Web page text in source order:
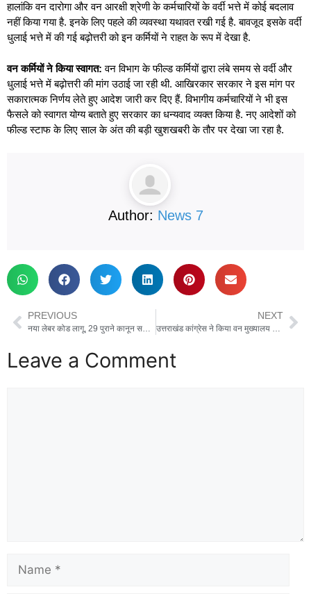
हालांकि वन दारोगा और वन आरक्षी श्रेणी के कर्मचारियों के वर्दी भत्ते में कोई बदलाव
नहीं किया गया है. इनके लिए पहले की व्यवस्था यथावत रखी गई है. बावजूद इसके वर्दी
धुलाई भत्ते में की गई बढ़ोत्तरी को इन कर्मियों ने राहत के रूप में देखा है.
वन कर्मियों ने किया स्वागत: वन विभाग के फील्ड कर्मियों द्वारा लंबे समय से वर्दी और
धुलाई भत्ते में बढ़ोत्तरी की मांग उठाई जा रही थी. आखिरकार सरकार ने इस मांग पर
सकारात्मक निर्णय लेते हुए आदेश जारी कर दिए हैं. विभागीय कर्मचारियों ने भी इस
फैसले को स्वागत योग्य बताते हुए सरकार का धन्यवाद व्यक्त किया है. नए आदेशों को
फील्ड स्टाफ के लिए साल के अंत की बड़ी खुशखबरी के तौर पर देखा जा रहा है.
Author: News 7
PREVIOUS
नया लेबर कोड लागू, 29 पुराने कानून समाप्त, समय पर सैलरी, एक साल के बाद ग्रेच्युटी
NEXT
उत्तराखंड कांग्रेस ने किया वन मुख्यालय का घेराव, जमकर किया प्रदर्शन
Leave a Comment